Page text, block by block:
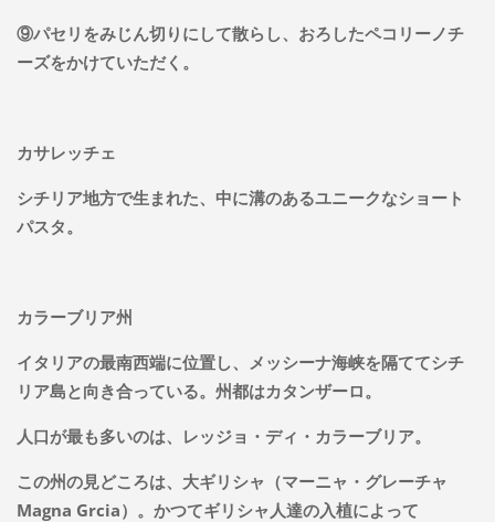
⑨パセリをみじん切りにして散らし、おろしたペコリーノチ
ーズをかけていただく。
カサレッチェ
シチリア地方で生まれた、中に溝のあるユニークなショート
パスタ。
カラーブリア州
イタリアの最南西端に位置し、メッシーナ海峡を隔ててシチ
リア島と向き合っている。州都はカタンザーロ。
人口が最も多いのは、レッジョ・ディ・カラーブリア。
この州の見どころは、大ギリシャ（マーニャ・グレーチャ
Magna Grcia）。かつてギリシャ人達の入植によって